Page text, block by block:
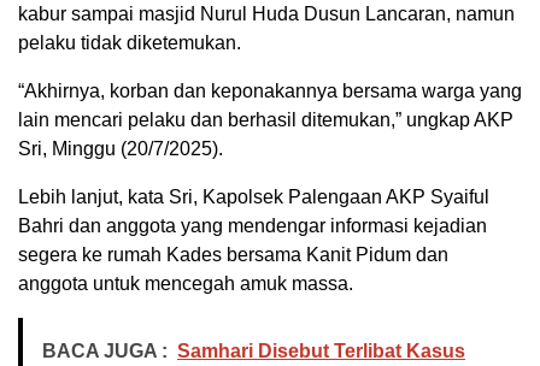
kabur sampai masjid Nurul Huda Dusun Lancaran, namun
pelaku tidak diketemukan.
“Akhirnya, korban dan keponakannya bersama warga yang
lain mencari pelaku dan berhasil ditemukan,” ungkap AKP
Sri, Minggu (20/7/2025).
Lebih lanjut, kata Sri, Kapolsek Palengaan AKP Syaiful
Bahri dan anggota yang mendengar informasi kejadian
segera ke rumah Kades bersama Kanit Pidum dan
anggota untuk mencegah amuk massa.
BACA JUGA : Samhari Disebut Terlibat Kasus